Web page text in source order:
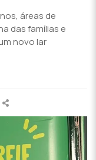
áreas de
das famílias e
novo lar